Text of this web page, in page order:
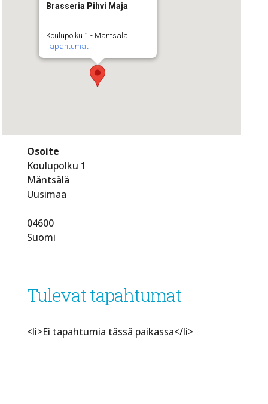
Brasseria Pihvi Maja
Koulupolku 1 - Mäntsälä
Tapahtumat
Osoite
Koulupolku 1
Mäntsälä
Uusimaa
04600
Suomi
Tulevat tapahtumat
<li>Ei tapahtumia tässä paikassa</li>